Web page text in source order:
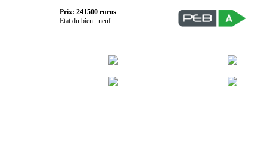
Prix: 241500 euros
Etat du bien : neuf